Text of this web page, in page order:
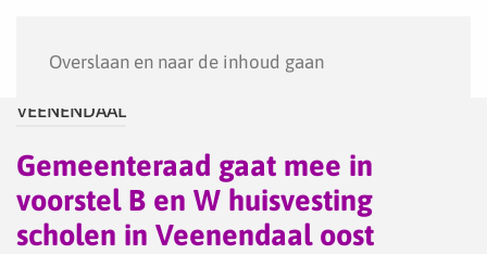
Overslaan en naar de inhoud gaan
VEENENDAAL
Gemeenteraad gaat mee in
voorstel B en W huisvesting
scholen in Veenendaal oost